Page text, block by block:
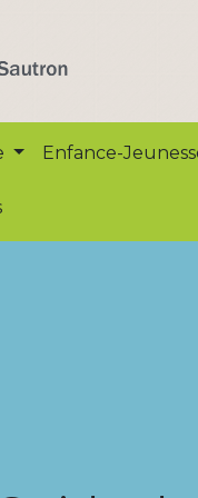
Enfance-